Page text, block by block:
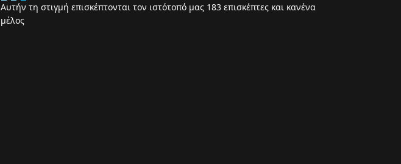
Αυτήν τη στιγμή επισκέπτονται τον ιστότοπό μας 183 επισκέπτες και κανένα
μέλος